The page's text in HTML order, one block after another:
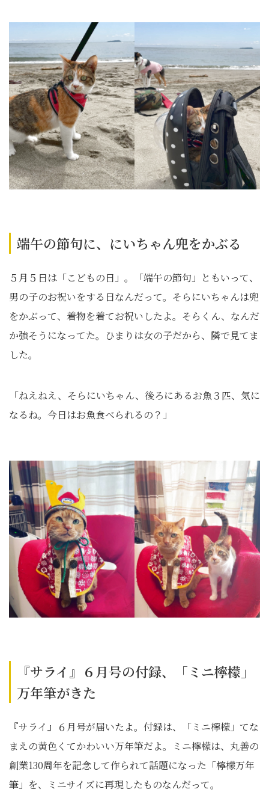
端午の節句に、にいちゃん兜をかぶる
５月５日は「こどもの日」。「端午の節句」ともいって、
男の子のお祝いをする日なんだって。そらにいちゃんは兜
をかぶって、着物を着てお祝いしたよ。そらくん、なんだ
か強そうになってた。ひまりは女の子だから、隣で見てま
した。
「ねえねえ、そらにいちゃん、後ろにあるお魚３匹、気に
なるね。今日はお魚食べられるの？」
『サライ』６月号の付録、「ミニ檸檬」
万年筆がきた
『サライ』６月号が届いたよ。付録は、「ミニ檸檬」てな
まえの黄色くてかわいい万年筆だよ。ミニ檸檬は、丸善の
創業130周年を記念して作られて話題になった「檸檬万年
筆」を、ミニサイズに再現したものなんだって。